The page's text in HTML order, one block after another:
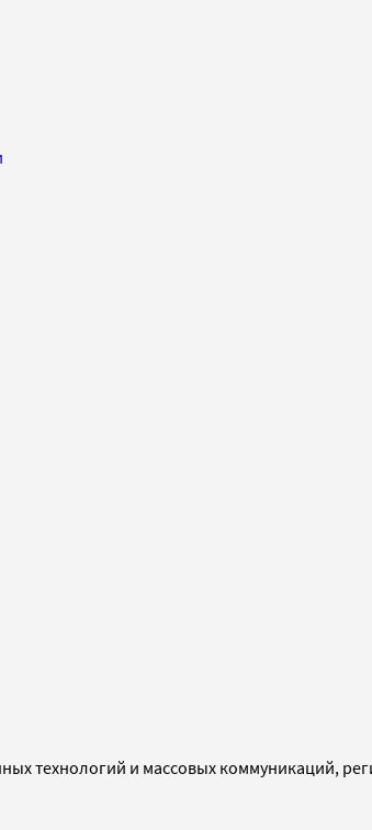
технологий и массовых коммуникаций,